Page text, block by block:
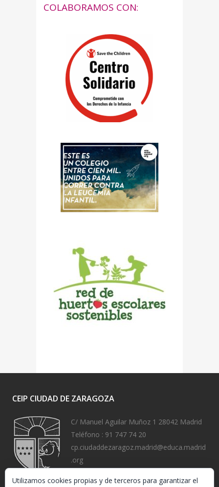
COLABORAMOS CON:
CEIP CIUDAD DE ZARAGOZA
C/ Manuel Aguilar Muñoz 1 28042 Madrid
Teléfono : 91 747 74 20
cp.ciudaddezaragoz.madrid@educa.madrid
.org
Utilizamos cookies propias y de terceros para garantizar el